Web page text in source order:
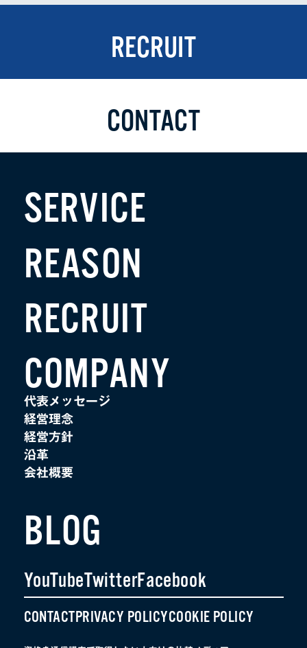
RECRUIT
CONTACT
SERVICE
REASON
RECRUIT
COMPANY
代表メッセージ
経営理念
経営方針
沿革
会社概要
BLOG
YouTubeTwitterFacebook
CONTACTPRIVACY POLICYCOOKIE POLICY